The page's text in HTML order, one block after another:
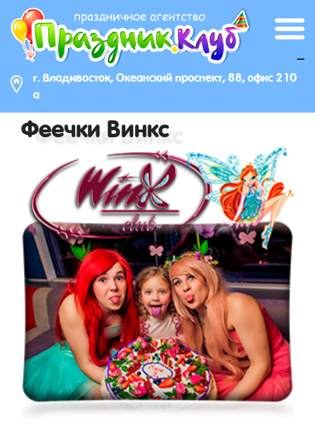
г. Владивосток, Океанский проспект, 88, офис 210
а
_
Феечки Винкс